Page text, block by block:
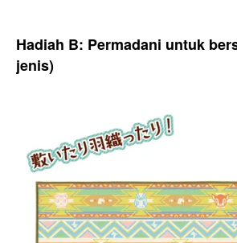
Hadiah B: Permadani untuk
jenis)